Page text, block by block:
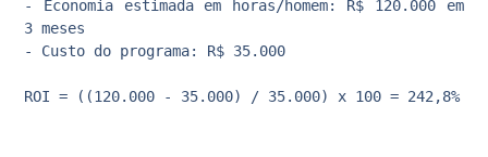
- Economia estimada em horas/homem: R$ 120.000 em
3 meses
- Custo do programa: R$ 35.000